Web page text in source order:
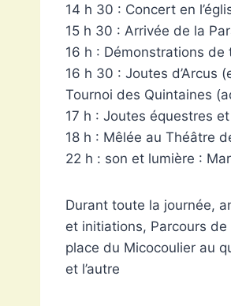
14 h 30 : Concert en
15 h 30 : Arrivée de la
16 h : Démonstrations de
16 h 30 : Joutes d’Arcus
Tournoi des Quintaines
17 h : Joutes équestres
18 h : Mêlée au Théâtre
22 h : son et lumière :
Durant toute la journée,
et initiations, Parcours
place du Micocoulier au
et l’autre